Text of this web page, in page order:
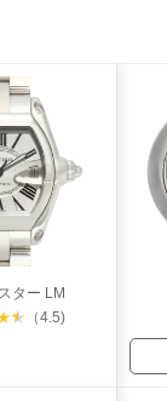
ター LM
★ （4.5)